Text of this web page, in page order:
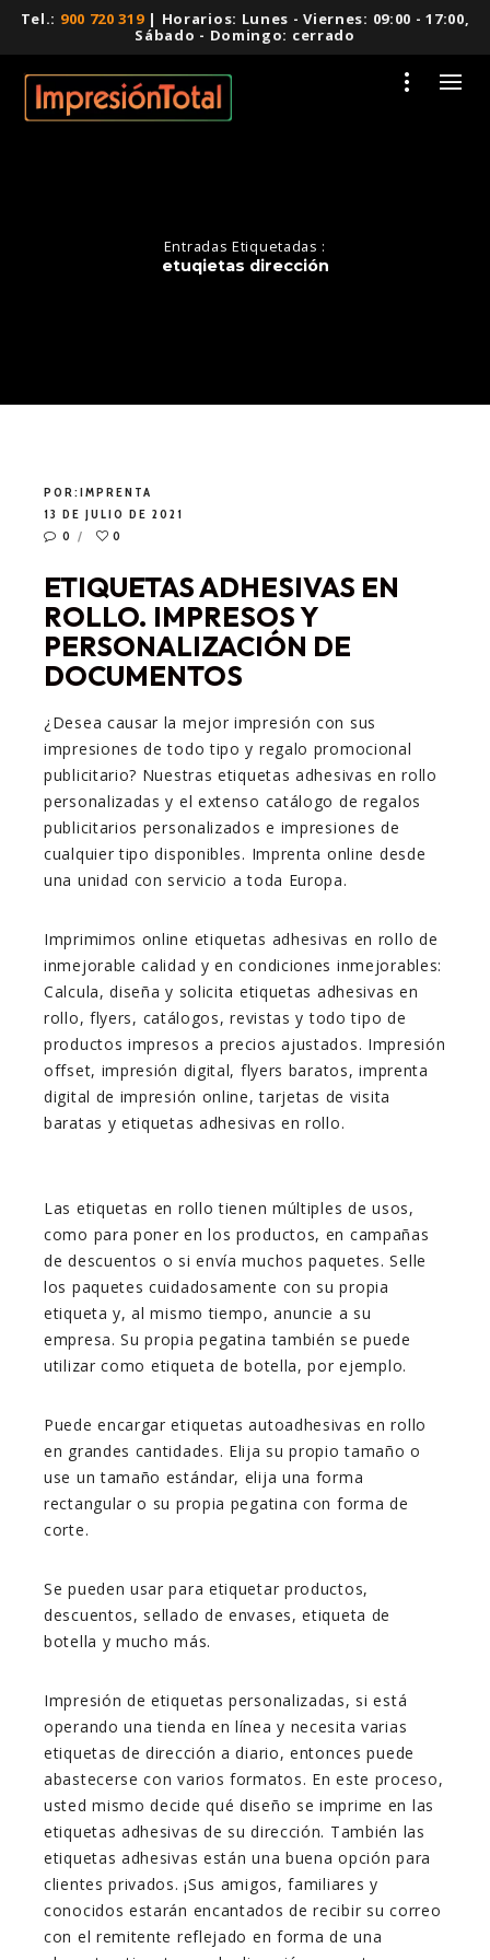
Tel.: 900 720 319| Horarios: Lunes - Viernes: 09:00 - 17:00,
Sábado - Domingo: cerrado
Entradas Etiquetadas :
etuqietas dirección
POR:IMPRENTA
13 DE JULIO DE 2021
0
0
ETIQUETAS ADHESIVAS EN
ROLLO. IMPRESOS Y
PERSONALIZACIÓN DE
DOCUMENTOS
¿Desea causar la mejor impresión con sus
impresiones de todo tipo y regalo promocional
publicitario? Nuestras etiquetas adhesivas en rollo
personalizadas y el extenso catálogo de regalos
publicitarios personalizados e impresiones de
cualquier tipo disponibles. Imprenta online desde
una unidad con servicio a toda Europa.
Imprimimos online etiquetas adhesivas en rollo de
inmejorable calidad y en condiciones inmejorables:
Calcula, diseña y solicita etiquetas adhesivas en
rollo, flyers, catálogos, revistas y todo tipo de
productos impresos a precios ajustados. Impresión
offset, impresión digital, flyers baratos, imprenta
digital de impresión online, tarjetas de visita
baratas y etiquetas adhesivas en rollo.
Las etiquetas en rollo tienen múltiples de usos,
como para poner en los productos, en campañas
de descuentos o si envía muchos paquetes. Selle
los paquetes cuidadosamente con su propia
etiqueta y, al mismo tiempo, anuncie a su
empresa. Su propia pegatina también se puede
utilizar como etiqueta de botella, por ejemplo.
Puede encargar etiquetas autoadhesivas en rollo
en grandes cantidades. Elija su propio tamaño o
use un tamaño estándar, elija una forma
rectangular o su propia pegatina con forma de
corte.
Se pueden usar para etiquetar productos,
descuentos, sellado de envases, etiqueta de
botella y mucho más.
Impresión de etiquetas personalizadas, si está
operando una tienda en línea y necesita varias
etiquetas de dirección a diario, entonces puede
abastecerse con varios formatos. En este proceso,
usted mismo decide qué diseño se imprime en las
etiquetas adhesivas de su dirección. También las
etiquetas adhesivas están una buena opción para
clientes privados. ¡Sus amigos, familiares y
conocidos estarán encantados de recibir su correo
con el remitente reflejado en forma de una